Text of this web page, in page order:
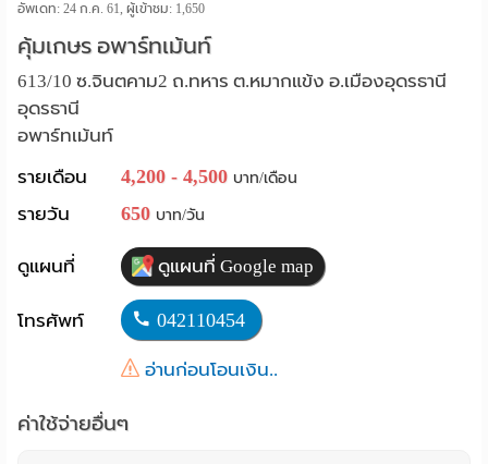
ฟรี
Language
English
อัพเดท: 24 ก.ค. 61, ผู้เข้าชม: 1,650
คุ้มเกษร อพาร์ทเม้นท์
613/10 ซ.จินตคาม2 ถ.ทหาร ต.หมากแข้ง อ.เมืองอุดรธานี
อุดรธานี
อพาร์ทเม้นท์
รายเดือน
4,200 - 4,500 บาท/เดือน
รายวัน 650 บาท/วัน
ดูแผนที่ ดูแผนที่ Google map
โทรศัพท์ 042110454
อ่านก่อนโอนเงิน..
ค่าใช้จ่ายอื่นๆ